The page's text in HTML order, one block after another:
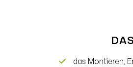
das Montieren,